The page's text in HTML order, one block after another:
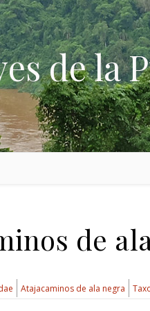
de la
de
Atajacaminos de ala negra